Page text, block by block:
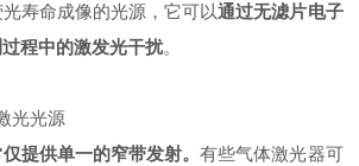
寿命成像的光源，它可以通过无滤片电子
程中的激发光干扰。
光光源
提供单一的窄带发射。有些气体激光器可